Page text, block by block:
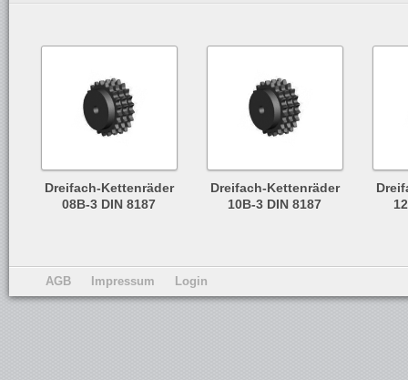
Dreifach-Kettenräder
08B-3 DIN 8187
Dreifach-Kettenräder
10B-3 DIN 8187
AGB Impressum Login